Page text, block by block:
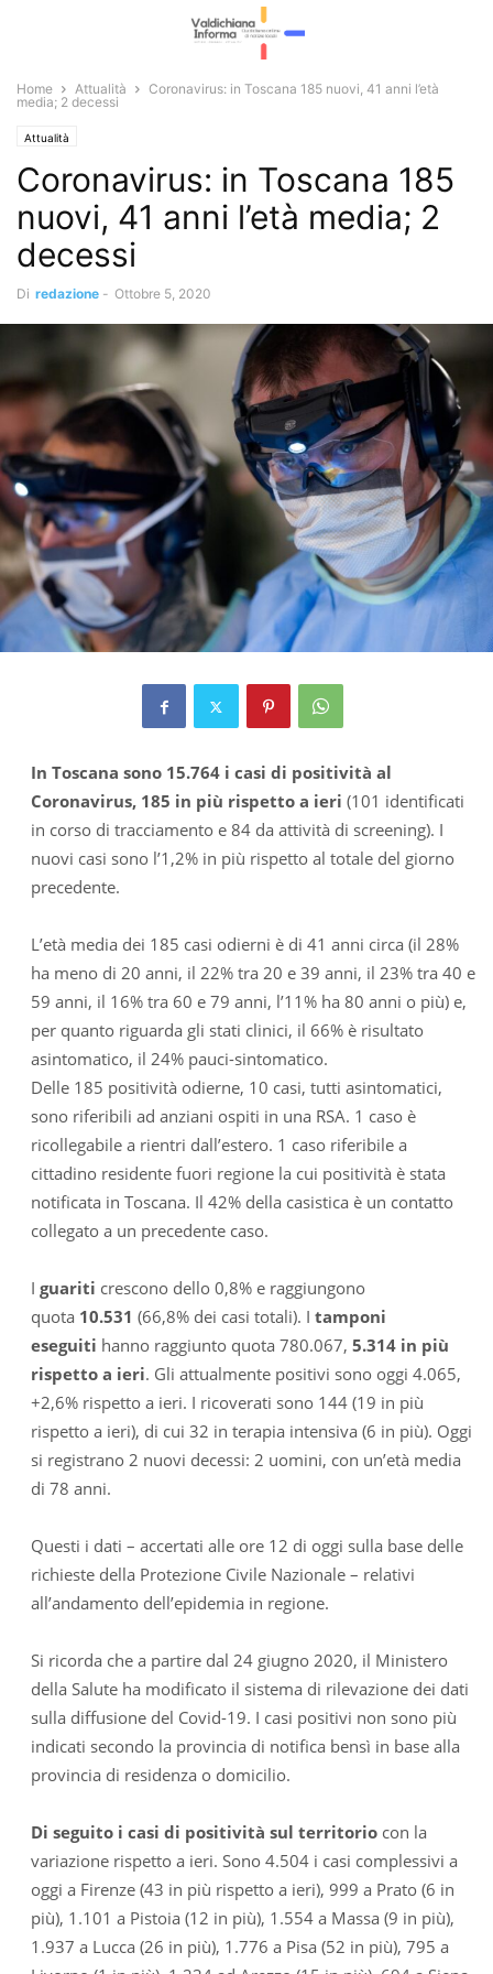
Home Attualità
Coronavirus: in Toscana 185 nuovi, 41 anni l’età
media; 2 decessi
Attualità
Coronavirus: in Toscana 185
nuovi, 41 anni l’età media; 2
decessi
Di redazione - Ottobre 5, 2020
In Toscana sono 15.764 i casi di positività al
Coronavirus, 185 in più rispetto a ieri (101 identificati
in corso di tracciamento e 84 da attività di screening). I
nuovi casi sono l’1,2% in più rispetto al totale del giorno
precedente.
L’età media dei 185 casi odierni è di 41 anni circa (il 28%
ha meno di 20 anni, il 22% tra 20 e 39 anni, il 23% tra 40 e
59 anni, il 16% tra 60 e 79 anni, l’11% ha 80 anni o più) e,
per quanto riguarda gli stati clinici, il 66% è risultato
asintomatico, il 24% pauci-sintomatico.
Delle 185 positività odierne, 10 casi, tutti asintomatici,
sono riferibili ad anziani ospiti in una RSA. 1 caso è
ricollegabile a rientri dall’estero. 1 caso riferibile a
cittadino residente fuori regione la cui positività è stata
notificata in Toscana. Il 42% della casistica è un contatto
collegato a un precedente caso.
I guariti crescono dello 0,8% e raggiungono
quota 10.531 (66,8% dei casi totali). I tamponi
eseguiti hanno raggiunto quota 780.067, 5.314 in più
rispetto a ieri. Gli attualmente positivi sono oggi 4.065,
+2,6% rispetto a ieri. I ricoverati sono 144 (19 in più
rispetto a ieri), di cui 32 in terapia intensiva (6 in più). Oggi
si registrano 2 nuovi decessi: 2 uomini, con un’età media
di 78 anni.
Questi i dati – accertati alle ore 12 di oggi sulla base delle
richieste della Protezione Civile Nazionale – relativi
all’andamento dell’epidemia in regione.
Si ricorda che a partire dal 24 giugno 2020, il Ministero
della Salute ha modificato il sistema di rilevazione dei dati
sulla diffusione del Covid-19. I casi positivi non sono più
indicati secondo la provincia di notifica bensì in base alla
provincia di residenza o domicilio.
Di seguito i casi di positività sul territoriocon la
variazione rispetto a ieri. Sono 4.504 i casi complessivi a
oggi a Firenze (43 in più rispetto a ieri), 999 a Prato (6 in
più), 1.101 a Pistoia (12 in più), 1.554 a Massa (9 in più),
1.937 a Lucca (26 in più), 1.776 a Pisa (52 in più), 795 a